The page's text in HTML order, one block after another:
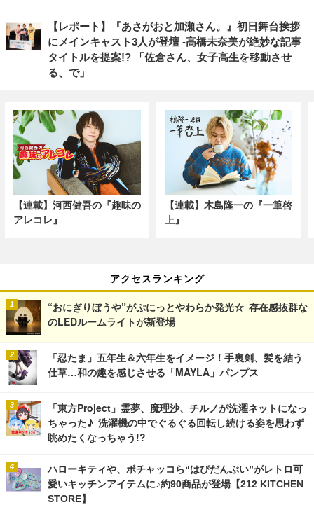
【レポート】『あさがおと加瀬さん。』初日舞台挨拶
にメインキャスト3人が登壇 -高橋未奈美が絶妙な記事
タイトルを提案!? 「佐倉さん、女子高生を移動させ
る、で」
【連載】河西健吾の『趣味の
アレコレ』
【連載】木島隆一の『一筆啓
上』
アクセスランキング
“おにぎりぼうや”がぷにっとやわらか発光☆ 存在感抜群な
のLEDルームライトが新登場
「忍たま」五年生＆六年生をイメージ！手裏剣、髪を結う
仕草…和の趣を感じさせる「MAYLA」パンプス
「東方Project」霊夢、魔理沙、チルノが洗濯ネットになっ
ちゃった♪ 洗濯機の中でぐるぐる回転し続ける姿を思わず
眺めたくなっちゃう!?
ハローキティや、ポチャッコら“はぴだんぶい”がレトロ可
愛いキッチンアイテムに♪約90商品が登場【212 KITCHEN
STORE】